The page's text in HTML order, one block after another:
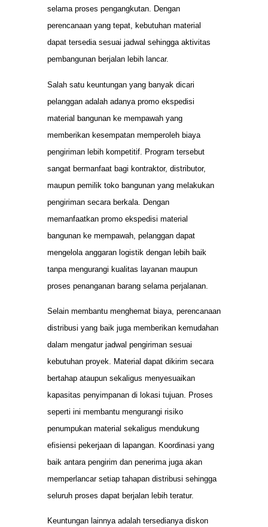
selama proses pengangkutan. Dengan
perencanaan yang tepat, kebutuhan material
dapat tersedia sesuai jadwal sehingga aktivitas
pembangunan berjalan lebih lancar.
Salah satu keuntungan yang banyak dicari
pelanggan adalah adanya promo ekspedisi
material bangunan ke mempawah yang
memberikan kesempatan memperoleh biaya
pengiriman lebih kompetitif. Program tersebut
sangat bermanfaat bagi kontraktor, distributor,
maupun pemilik toko bangunan yang melakukan
pengiriman secara berkala. Dengan
memanfaatkan promo ekspedisi material
bangunan ke mempawah, pelanggan dapat
mengelola anggaran logistik dengan lebih baik
tanpa mengurangi kualitas layanan maupun
proses penanganan barang selama perjalanan.
Selain membantu menghemat biaya, perencanaan
distribusi yang baik juga memberikan kemudahan
dalam mengatur jadwal pengiriman sesuai
kebutuhan proyek. Material dapat dikirim secara
bertahap ataupun sekaligus menyesuaikan
kapasitas penyimpanan di lokasi tujuan. Proses
seperti ini membantu mengurangi risiko
penumpukan material sekaligus mendukung
efisiensi pekerjaan di lapangan. Koordinasi yang
baik antara pengirim dan penerima juga akan
memperlancar setiap tahapan distribusi sehingga
seluruh proses dapat berjalan lebih teratur.
Keuntungan lainnya adalah tersedianya diskon